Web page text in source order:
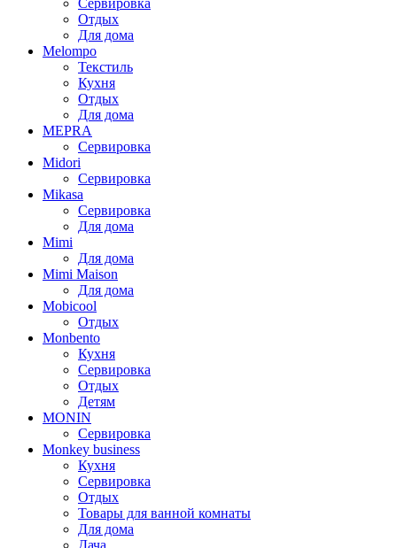
Сервировка
Отдых
Для дома
Melompo
Текстиль
Кухня
Отдых
Для дома
MEPRA
Сервировка
Midori
Сервировка
Mikasa
Сервировка
Для дома
Mimi
Для дома
Mimi Maison
Для дома
Mobicool
Отдых
Monbento
Кухня
Сервировка
Отдых
Детям
MONIN
Сервировка
Monkey business
Кухня
Сервировка
Отдых
Товары для ванной комнаты
Для дома